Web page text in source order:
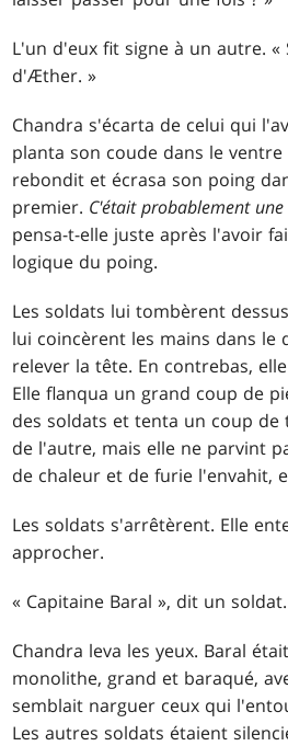
L'un d'eux fit signe à un autre.
d'Æther. »
Chandra s'écarta de celui qui
planta son coude dans le
rebondit et écrasa son poing
premier. C'était probablement
pensa-t-elle juste après l'avoir
logique du poing.
Les soldats lui tombèrent
lui coincèrent les mains dans le
relever la tête. En contrebas,
Elle flanqua un grand coup de
des soldats et tenta un coup
de l'autre, mais elle ne parvint
de chaleur et de furie l'envahit,
Les soldats s'arrêtèrent. Elle
approcher.
« Capitaine Baral », dit un soldat.
Chandra leva les yeux. Baral
monolithe, grand et baraqué,
semblait narguer ceux qui
Les autres soldats étaient